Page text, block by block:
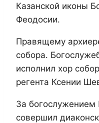
Казанской иконы
Феодосии.
Правящему
собора.
исполнил хор
регента Ксении
За богослужением
совершил